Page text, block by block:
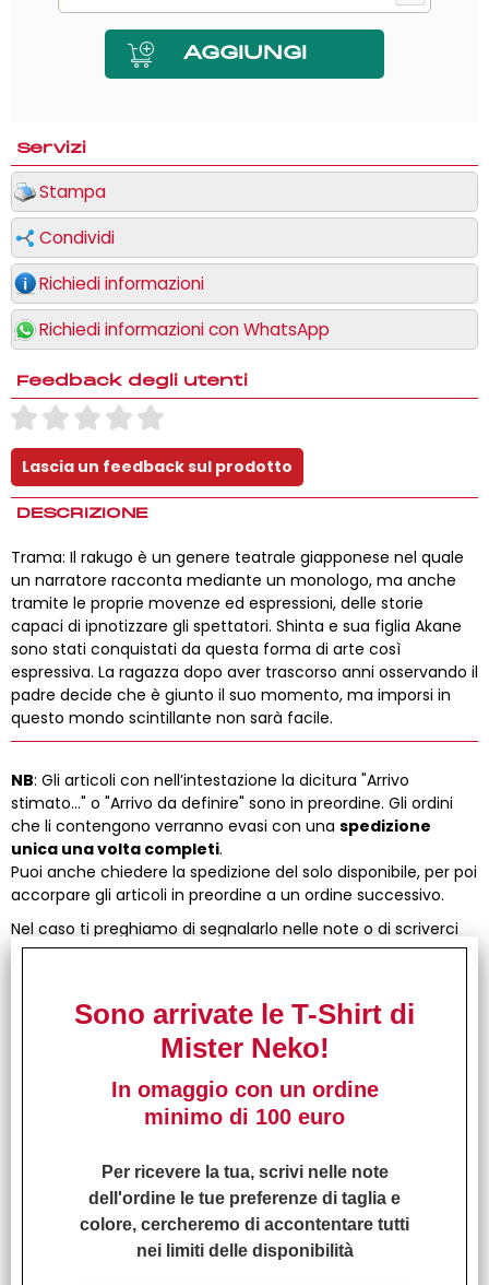
Servizi
Stampa
Condividi
Richiedi informazioni
Richiedi informazioni con WhatsApp
Feedback degli utenti
DESCRIZIONE
Trama: Il rakugo è un genere teatrale giapponese nel quale
un narratore racconta mediante un monologo, ma anche
tramite le proprie movenze ed espressioni, delle storie
capaci di ipnotizzare gli spettatori. Shinta e sua figlia Akane
sono stati conquistati da questa forma di arte così
espressiva. La ragazza dopo aver trascorso anni osservando il
padre decide che è giunto il suo momento, ma imporsi in
questo mondo scintillante non sarà facile.
NB: Gli articoli con nell’intestazione la dicitura "Arrivo
stimato..." o "Arrivo da definire" sono in preordine. Gli ordini
che li contengono verranno evasi con una spedizione
unica una volta completi.
Puoi anche chiedere la spedizione del solo disponibile, per poi
accorpare gli articoli in preordine a un ordine successivo.
Nel caso ti preghiamo di segnalarlo nelle note o di scriverci
direttamente per email suinfo@misterneko.com.
Firenze! Troverai in negozio tantissimi manga e
fumetti, gadget e giochi di ruolo.
dimenticare di lasciare un feedback e il tuo commento!
ARTICOLI
Sono arrivate le T-Shirt di
Mister Neko!
In omaggio con un ordine
minimo di 100 euro
Per ricevere la tua, scrivi nelle note
dell'ordine le tue preferenze di taglia e
colore, cercheremo di accontentare tutti
nei limiti delle disponibilità